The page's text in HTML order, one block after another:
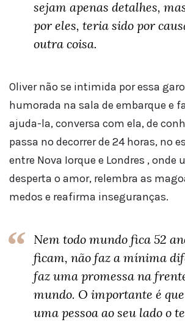
sejam apenas detalhes,
por eles, teria sido por
outra coisa.
Oliver não se intimida por essa
humorada na sala de embarque e
ajuda-la, conversa com ela, de
passa no decorrer de 24 horas, no
entre Nova Iorque e Londres , onde
desperta o amor, relembra as
medos e reafirma inseguranças.
Nem todo mundo fica 52
ficam, não faz a mínima
faz uma promessa na
mundo. O importante é
uma pessoa ao seu lado o